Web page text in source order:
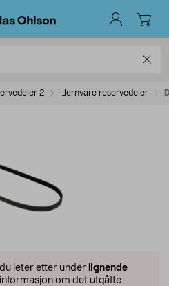
2 Jernvare reservedeler
leter etter under lignende
om det utgåtte